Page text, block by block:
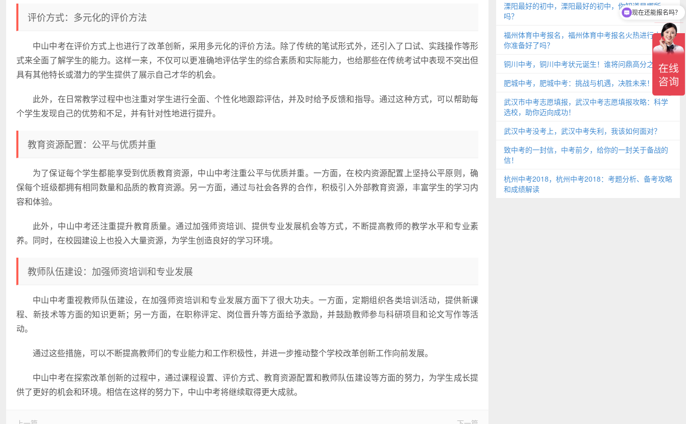
评价方式：多元化的评价方法
中山中考在评价方式上也进行了改革创新，采用多元化的评价方法。除了传统的笔试形式外，还引入了口试、实践操作等形
式来全面了解学生的能力。这样一来，不仅可以更准确地评估学生的综合素质和实际能力，也给那些在传统考试中表现不突出但
具有其他特长或潜力的学生提供了展示自己才华的机会。
此外，在日常教学过程中也注重对学生进行全面、个性化地跟踪评估，并及时给予反馈和指导。通过这种方式，可以帮助每
个学生发现自己的优势和不足，并有针对性地进行提升。
教育资源配置：公平与优质并重
为了保证每个学生都能享受到优质教育资源，中山中考注重公平与优质并重。一方面，在校内资源配置上坚持公平原则，确
保每个班级都拥有相同数量和品质的教育资源。另一方面，通过与社会各界的合作，积极引入外部教育资源，丰富学生的学习内
容和体验。
此外，中山中考还注重提升教育质量。通过加强师资培训、提供专业发展机会等方式，不断提高教师的教学水平和专业素
养。同时，在校园建设上也投入大量资源，为学生创造良好的学习环境。
教师队伍建设：加强师资培训和专业发展
中山中考重视教师队伍建设，在加强师资培训和专业发展方面下了很大功夫。一方面，定期组织各类培训活动，提供新课
程、新技术等方面的知识更新；另一方面，在职称评定、岗位晋升等方面给予激励，并鼓励教师参与科研项目和论文写作等活
动。
通过这些措施，可以不断提高教师们的专业能力和工作积极性，并进一步推动整个学校改革创新工作向前发展。
中山中考在探索改革创新的过程中，通过课程设置、评价方式、教育资源配置和教师队伍建设等方面的努力，为学生成长提
供了更好的机会和环境。相信在这样的努力下，中山中考将继续取得更大成就。
溧阳最好的初中，溧阳最好的初中，你知道是哪所
吗？
福州体育中考报名，福州体育中考报名火热进行中，
你准备好了吗？
铜川中考，铜川中考状元诞生！谁将问鼎高分之巅？
肥城中考，肥城中考：挑战与机遇，决胜未来！
武汉市中考志愿填报，武汉中考志愿填报攻略：科学
选校，助你迈向成功！
武汉中考没考上，武汉中考失利，我该如何面对？
致中考的一封信，中考前夕，给你的一封关于备战的
信！
杭州中考2018，杭州中考2018：考题分析、备考攻略
和成绩解读
现在还能报名吗？